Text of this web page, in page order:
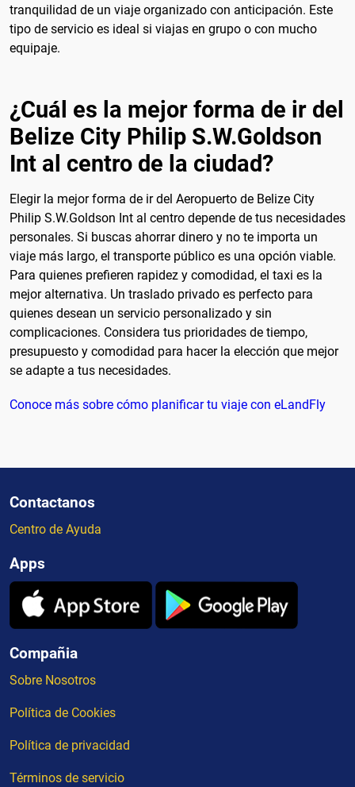
tranquilidad de un viaje organizado con anticipación. Este
tipo de servicio es ideal si viajas en grupo o con mucho
equipaje.
¿Cuál es la mejor forma de ir del
Belize City Philip S.W.Goldson
Int al centro de la ciudad?
Elegir la mejor forma de ir del Aeropuerto de Belize City
Philip S.W.Goldson Int al centro depende de tus necesidades
personales. Si buscas ahorrar dinero y no te importa un
viaje más largo, el transporte público es una opción viable.
Para quienes prefieren rapidez y comodidad, el taxi es la
mejor alternativa. Un traslado privado es perfecto para
quienes desean un servicio personalizado y sin
complicaciones. Considera tus prioridades de tiempo,
presupuesto y comodidad para hacer la elección que mejor
se adapte a tus necesidades.
Conoce más sobre cómo planificar tu viaje con eLandFly
Contactanos
Centro de Ayuda
Apps
Compañia
Sobre Nosotros
Política de Cookies
Política de privacidad
Términos de servicio